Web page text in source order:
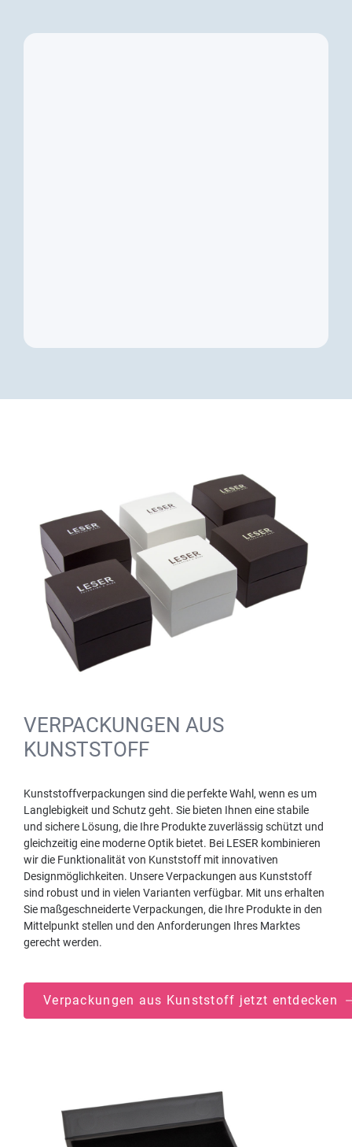
VERPACKUNGEN AUS
KUNSTSTOFF
Kunststoffverpackungen sind die perfekte Wahl, wenn es um
Langlebigkeit und Schutz geht. Sie bieten Ihnen eine stabile
und sichere Lösung, die Ihre Produkte zuverlässig schützt und
gleichzeitig eine moderne Optik bietet. Bei LESER kombinieren
wir die Funktionalität von Kunststoff mit innovativen
Designmöglichkeiten. Unsere Verpackungen aus Kunststoff
sind robust und in vielen Varianten verfügbar. Mit uns erhalten
Sie maßgeschneiderte Verpackungen, die Ihre Produkte in den
Mittelpunkt stellen und den Anforderungen Ihres Marktes
gerecht werden.
Verpackungen aus Kunststoff jetzt entdecken